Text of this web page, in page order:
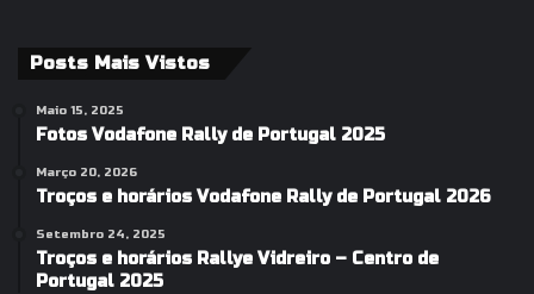
Posts Mais Vistos
Maio 15, 2025
Fotos Vodafone Rally de Portugal 2025
Março 20, 2026
Troços e horários Vodafone Rally de Portugal 2026
Setembro 24, 2025
Troços e horários Rallye Vidreiro – Centro de
Portugal 2025